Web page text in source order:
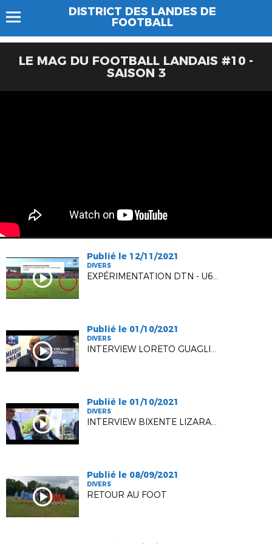
DISTRICT DES LANDES DE
FOOTBALL
LE MAG DU FOOTBALL LANDAIS #10 -
SAISON 3
Publié le 12/11/2021
DIVERS
EXPÉRIMENTATION DTN - U6-U7 - 2 VS 2 - BALLON MAGIQUE - VIDÉO OFFICIELLE
Publié le 01/10/2021
DIVERS
INTERVIEW LORETO GUAGLIARDI, ROMAIN POINET ET GERARD BROUSTE - FFF - VW - DLF
Publié le 01/10/2021
DIVERS
INTERVIEW BIXENTE LIZARAZU - FFF - VW
Publié le 08/09/2021
DIVERS
RETOUR AU FOOT